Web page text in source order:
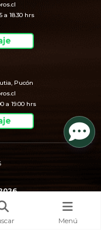
a 18.30 hrs
Pucón
a 19.00 hrs
Menú